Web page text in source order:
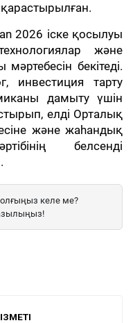
2026 іске қосылуы
және
бекітеді.
инвестиция тарту
дамыту үшін
елді Орталық
және жаһандық
белсенді
келе ме?